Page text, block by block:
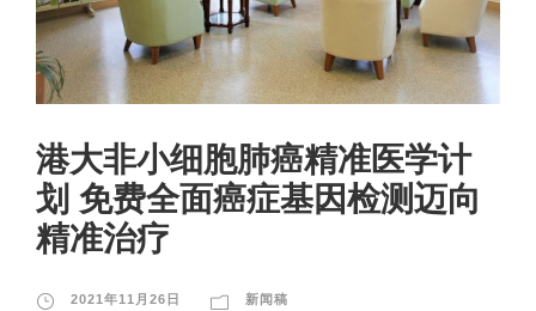
港大非小细胞肺癌精准医学计
划 免费全面癌症基因检测迈向
精准治疗
2021年11月26日 新闻稿